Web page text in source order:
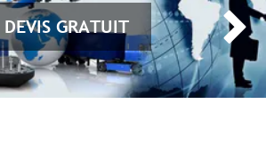
DEVIS GRATUIT 